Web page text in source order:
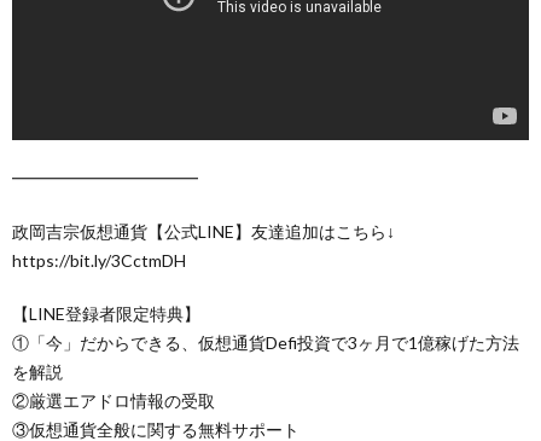
━━━━━━━━━━━
政岡吉宗仮想通貨【公式LINE】友達追加はこちら↓
https://bit.ly/3CctmDH
【LINE登録者限定特典】
①「今」だからできる、仮想通貨Defi投資で3ヶ月で1億稼げた方法
を解説
②厳選エアドロ情報の受取
③仮想通貨全般に関する無料サポート